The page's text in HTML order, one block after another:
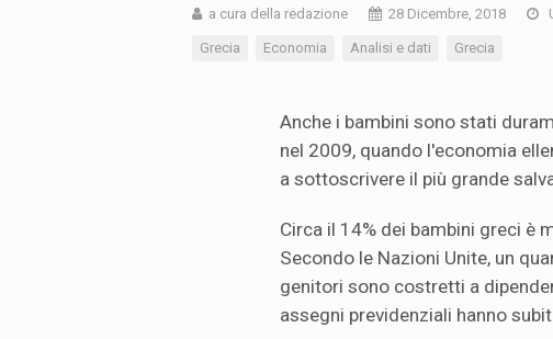
a cura della redazione 28 Dicembre, 2018
Grecia Economia Analisi e dati Grecia
Anche i bambini sono stati
nel 2009, quando l'economia
a sottoscrivere il più grande
Circa il 14% dei bambini greci è
Secondo le Nazioni Unite, un
genitori sono costretti a
assegni previdenziali hanno